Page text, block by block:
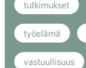
tutkimukset
työelämä
vastuullisuus